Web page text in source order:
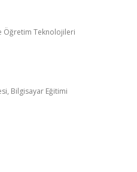
Öğretim Teknolojileri
Bilgisayar Eğitimi